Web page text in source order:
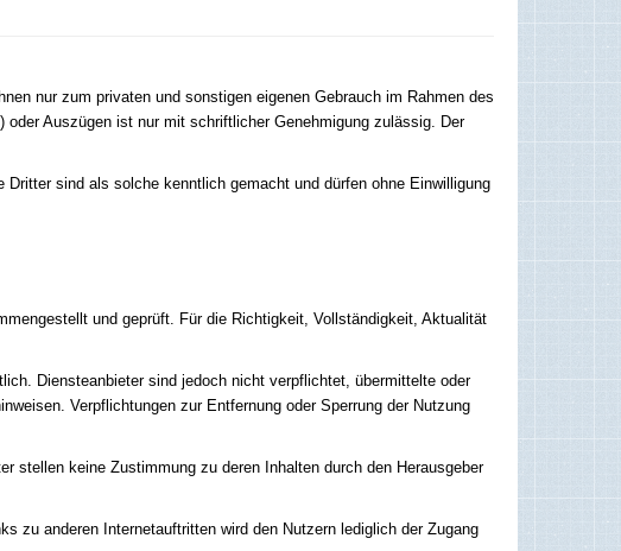
nur zum privaten und sonstigen eigenen Gebrauch im Rahmen des
oder Auszügen ist nur mit schriftlicher Genehmigung zulässig. Der
Dritter sind als solche kenntlich gemacht und dürfen ohne Einwilligung
und geprüft. Für die Richtigkeit, Vollständigkeit, Aktualität
Diensteanbieter sind jedoch nicht verpflichtet, übermittelte oder
Verpflichtungen zur Entfernung oder Sperrung der Nutzung
stellen keine Zustimmung zu deren Inhalten durch den Herausgeber
zu anderen Internetauftritten wird den Nutzern lediglich der Zugang